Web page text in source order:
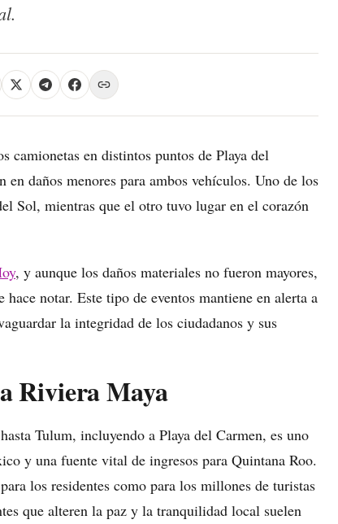
camionetas en distintos puntos de Playa del
daños menores para ambos vehículos. Uno de los
Sol, mientras que el otro tuvo lugar en el corazón
, y aunque los daños materiales no fueron mayores,
notar. Este tipo de eventos mantiene en alerta a
la integridad de los ciudadanos y sus
Riviera Maya
Tulum, incluyendo a Playa del Carmen, es uno
y una fuente vital de ingresos para Quintana Roo.
los residentes como para los millones de turistas
que alteren la paz y la tranquilidad local suelen